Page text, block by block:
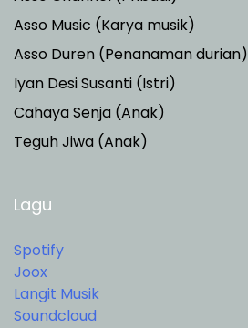
Asso Music (Karya musik)
Asso Duren (Penanaman durian)
Iyan Desi Susanti (Istri)
Cahaya Senja (Anak)
Teguh Jiwa (Anak)
Lagu
Spotify
Joox
Langit Musik
Soundcloud